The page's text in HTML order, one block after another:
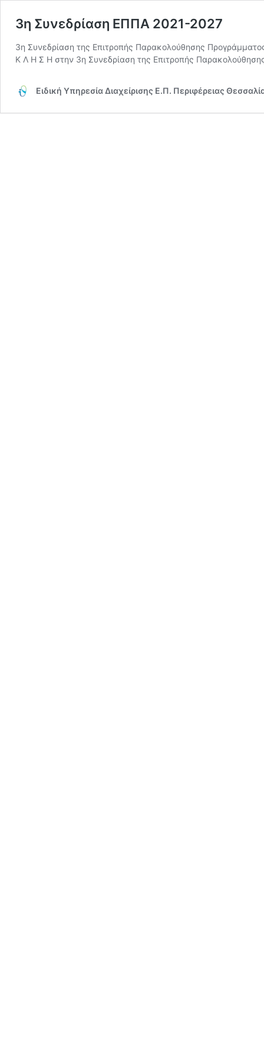
3η Συνεδρίαση ΕΠΠΑ 2021-2027
3η Συνεδρίαση της Επιτροπής Παρακολούθησης
Κ Λ Η Σ Η στην 3η Συνεδρίαση της Επιτροπής
Ειδική Υπηρεσία Διαχείρισης Ε.Π. Περιφέρειας